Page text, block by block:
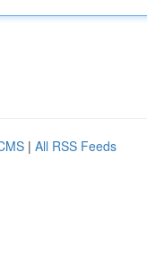
| All RSS Feeds